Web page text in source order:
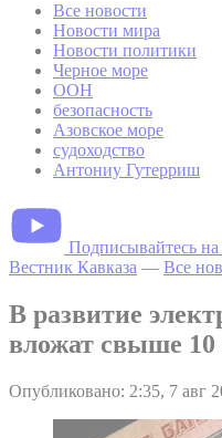
Все новости
Новости мира
Новости политики
Черное море
ООН
безопасность
Азовское море
судоходство
Антониу Гутерриш
Подписывайтесь
Вестник Кавказа — Все
В развитие
вложат свыше 10
Опубликовано: 2:35, 7 авг